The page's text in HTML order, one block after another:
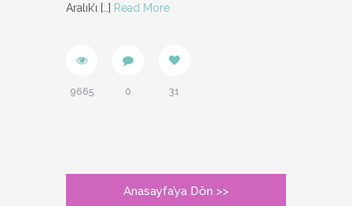
Aralık’ı […] Read More
9665 0 31
Anasayfa’ya Dön >>